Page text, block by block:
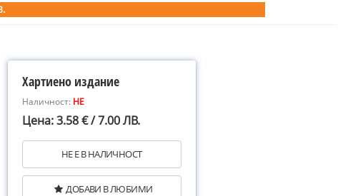
Хартиено издание
Наличност: НЕ
Цена: 3.58 € / 7.00 ЛВ.
НЕ Е В НАЛИЧНОСТ
ДОБАВИ В ЛЮБИМИ